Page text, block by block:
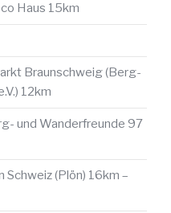
Haus 15km
Braunschweig (Berg-
12km
und Wanderfreunde 97
Schweiz (Plön) 16km –